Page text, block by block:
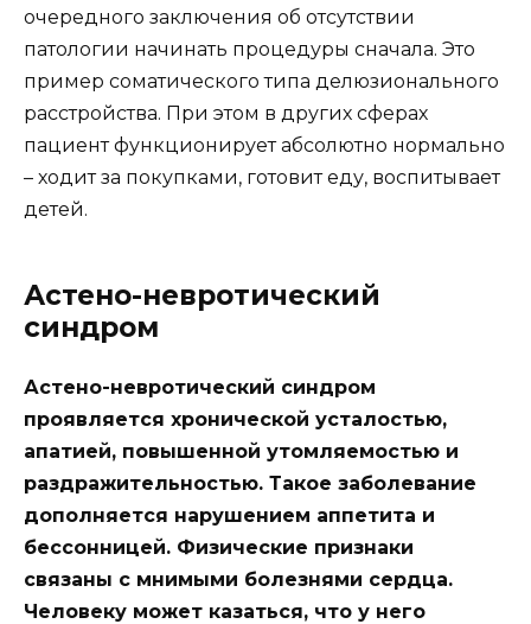
очередного заключения об отсутствии
патологии начинать процедуры сначала. Это
пример соматического типа делюзионального
расстройства. При этом в других сферах
пациент функционирует абсолютно нормально
– ходит за покупками, готовит еду, воспитывает
детей.
Астено-невротический
синдром
Астено-невротический синдром
проявляется хронической усталостью,
апатией, повышенной утомляемостью и
раздражительностью. Такое заболевание
дополняется нарушением аппетита и
бессонницей. Физические признаки
связаны с мнимыми болезнями сердца.
Человеку может казаться, что у него